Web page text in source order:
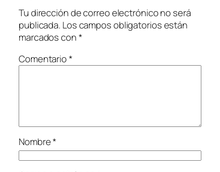
Tu dirección de correo electrónico no será
publicada. Los campos obligatorios están
marcados con*
Comentario*
Nombre*